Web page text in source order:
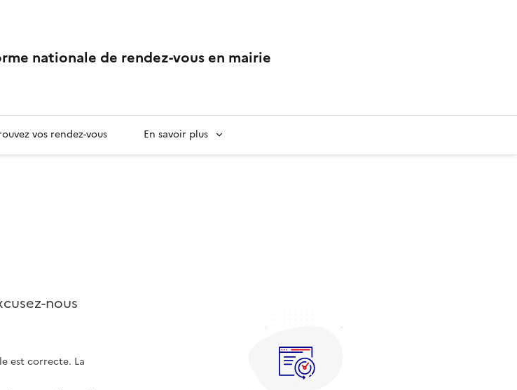
nationale de rendez-vous en mairie
vos rendez-vous En savoir plus
nous
est correcte. La